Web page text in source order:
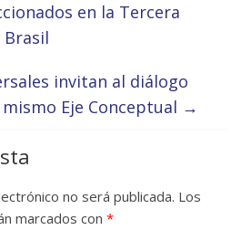
en la Tercera
Brasil
invitan al diálogo
Eje Conceptual →
no será publicada. Los
marcados con*